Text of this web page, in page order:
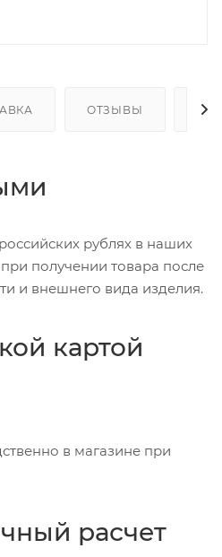
ОТЗЫВЫ
рублях в наших
получении товара после
и внешнего вида изделия.
картой
в магазине при
расчет